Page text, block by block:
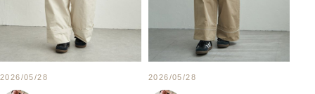
2026/05/28 2026/05/28